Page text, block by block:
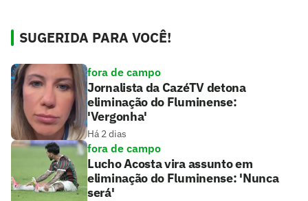
SUGERIDA PARA VOCÊ!
fora de campo
Jornalista da CazéTV detona
eliminação do Fluminense:
'Vergonha'
Há 2 dias
fora de campo
Lucho Acosta vira assunto em
eliminação do Fluminense: 'Nunca
será'